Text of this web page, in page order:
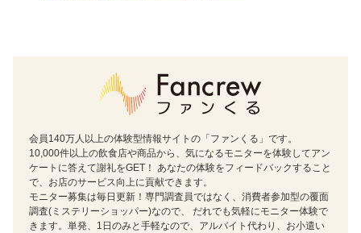
会員140万人以上の体験型情報サイトの「ファンくる」です。
10,000件以上の飲食店や商品から、気になるモニターを体験してアン
ケートに答えて謝礼をGET！ あなたの体験をフィードバックすること
で、お店のサービス向上に貢献できます。
モニター募集は毎日更新！専門調査員ではなく、消費者参加型の覆面
調査(ミステリーショッパー)なので、 だれでも気軽にモニター体験で
きます。単発、1日のみと手軽なので、アルバイト代わり、お小遣い